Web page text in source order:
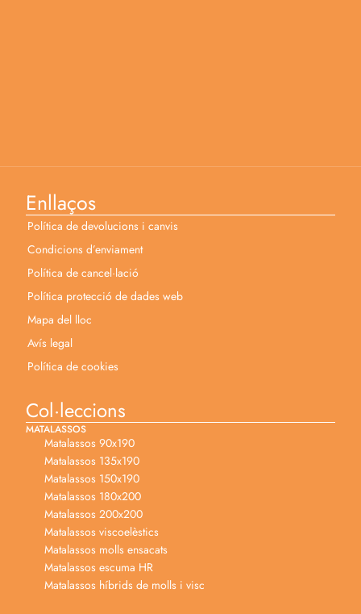
Enllaços
Política de devolucions i canvis
Condicions d’enviament
Política de cancel·lació
Política protecció de dades web
Mapa del lloc
Avís legal
Política de cookies
Col·leccions
MATALASSOS
Matalassos 90x190
Matalassos 135x190
Matalassos 150x190
Matalassos 180x200
Matalassos 200x200
Matalassos viscoelèstics
Matalassos molls ensacats
Matalassos escuma HR
Matalassos híbrids de molls i visc